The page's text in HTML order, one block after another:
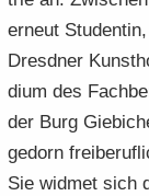
er­neut
Dresd­ner
di­um des
der Burg
ge­dorn
Sie wid­met sich